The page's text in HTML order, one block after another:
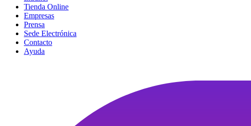
Tienda Online
Empresas
Prensa
Sede Electrónica
Contacto
Ayuda